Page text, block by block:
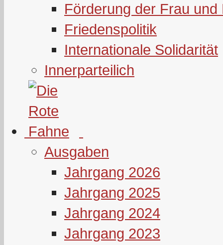
Förderung der Frau und
Friedenspolitik
Internationale Solidarität
Innerparteilich
Ausgaben
Jahrgang 2026
Jahrgang 2025
Jahrgang 2024
Jahrgang 2023